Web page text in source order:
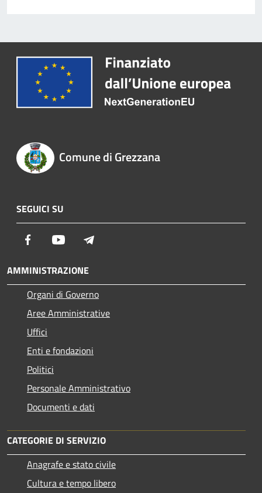
Comune di Grezzana
SEGUICI SU
Facebook Youtube
AMMINISTRAZIONE
Organi di Governo
Aree Amministrative
Uffici
Enti e fondazioni
Politici
Personale Amministrativo
Documenti e dati
CATEGORIE DI SERVIZIO
Anagrafe e stato civile
Cultura e tempo libero